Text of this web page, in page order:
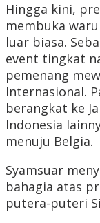
Hingga kini,
membuka
luar biasa.
event tingkat
pemenang
Internasional.
berangkat ke
Indonesia
menuju Belgia.
Syamsuar
bahagia atas
putera-puteri